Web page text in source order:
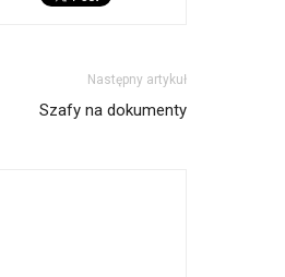
Następny artykuł
Szafy na dokumenty